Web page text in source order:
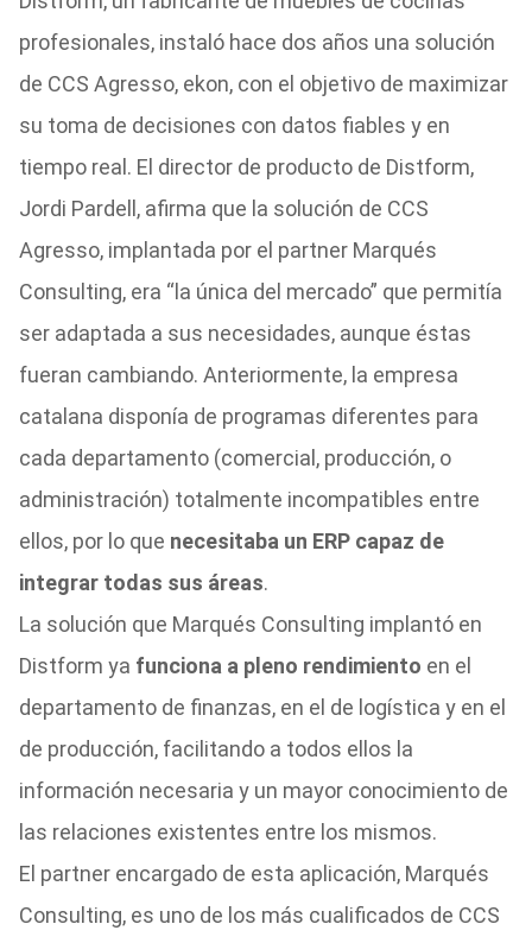
profesionales, instaló hace dos años una solución
de CCS Agresso, ekon, con el objetivo de maximizar
su toma de decisiones con datos fiables y en
tiempo real. El director de producto de Distform,
Jordi Pardell, afirma que la solución de CCS
Agresso, implantada por el partner Marqués
Consulting, era “la única del mercado” que permitía
ser adaptada a sus necesidades, aunque éstas
fueran cambiando. Anteriormente, la empresa
catalana disponía de programas diferentes para
cada departamento (comercial, producción, o
administración) totalmente incompatibles entre
ellos, por lo que necesitaba un ERP capaz de
integrar todas sus áreas.
La solución que Marqués Consulting implantó en
Distform ya funciona a pleno rendimiento en el
departamento de finanzas, en el de logística y en el
de producción, facilitando a todos ellos la
información necesaria y un mayor conocimiento de
las relaciones existentes entre los mismos.
El partner encargado de esta aplicación, Marqués
Consulting, es uno de los más cualificados de CCS